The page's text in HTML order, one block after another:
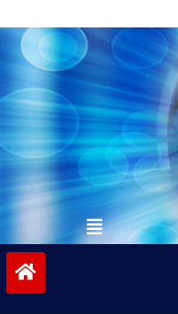
to
contentvinivida.lk